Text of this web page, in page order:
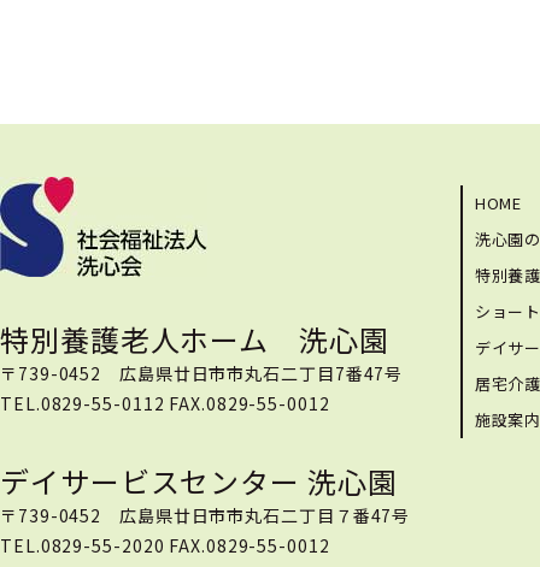
特別養護老人ホーム 洗心園
〒739-0452 広島県廿日市市丸石二丁目7番47号
TEL.0829-55-0112 FAX.0829-55-0012
デイサービスセンター 洗心園
〒739-0452 広島県廿日市市丸石二丁目７番47号
TEL.0829-55-2020 FAX.0829-55-0012
HOME
洗心園
特別養
ショー
デイサ
居宅介
施設案